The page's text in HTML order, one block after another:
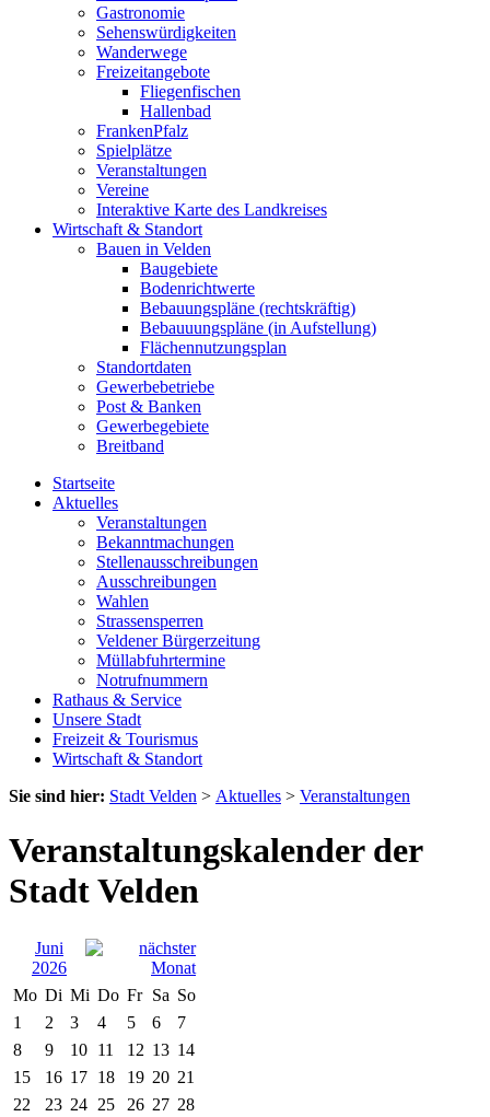
Gastronomie
Sehenswürdigkeiten
Wanderwege
Freizeitangebote
Fliegenfischen
Hallenbad
FrankenPfalz
Spielplätze
Veranstaltungen
Vereine
Interaktive Karte des Landkreises
Wirtschaft & Standort
Bauen in Velden
Baugebiete
Bodenrichtwerte
Bebauungspläne (rechtskräftig)
Bebauuungspläne (in Aufstellung)
Flächennutzungsplan
Standortdaten
Gewerbebetriebe
Post & Banken
Gewerbegebiete
Breitband
Startseite
Aktuelles
Veranstaltungen
Bekanntmachungen
Stellenausschreibungen
Ausschreibungen
Wahlen
Strassensperren
Veldener Bürgerzeitung
Müllabfuhrtermine
Notrufnummern
Rathaus & Service
Unsere Stadt
Freizeit & Tourismus
Wirtschaft & Standort
Sie sind hier: Stadt Velden > Aktuelles > Veranstaltungen
Veranstaltungskalender der
Stadt Velden
Juni
2026
Mo Di Mi Do Fr Sa So
1
2 3 4 5 6
7
8
9 10 11 12 13 14
15
16 17 18 19 20 21
22
23 24 25 26 27 28